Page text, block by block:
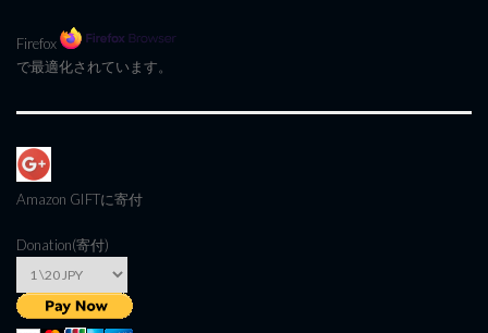
Firefox
で最適化されています。
Amazon GIFTに寄付
Donation(寄付)